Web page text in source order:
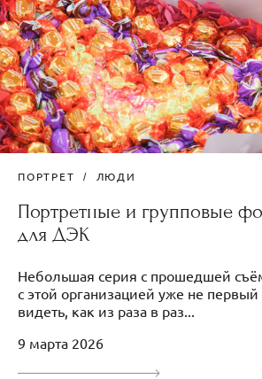
ПОРТРЕТ ЛЮДИ
Портретные и групповые
для ДЭК
Небольшая серия с прошедшей
с этой организацией уже не
видеть, как из раза в раз...
9 марта 2026